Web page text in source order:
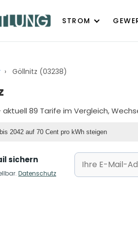
STROM
› Göllnitz (03238)
aktuell 89 Tarife im Vergleich,
2042 auf 70 Cent pro kWh steigen
sichern
Datenschutz